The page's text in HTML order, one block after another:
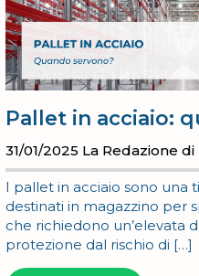
Pallet in acciaio:
31/01/2025 La Redazione
I pallet in acciaio sono una
destinati in magazzino per
che richiedono un’elevata
protezione dal rischio di […]